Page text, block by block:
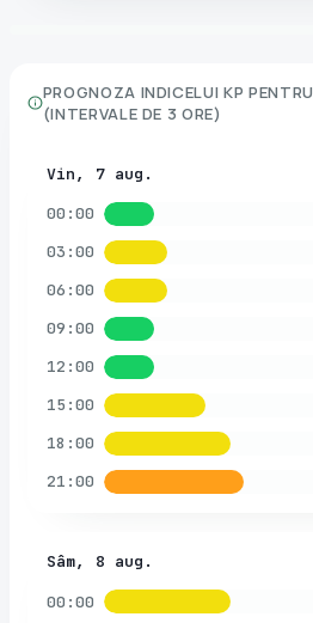
PROGNOZA INDICELUI KP PENTRU
(INTERVALE DE 3 ORE)
Vin, 7 aug.
00:00
03:00
06:00
09:00
12:00
15:00
18:00
21:00
Sâm, 8 aug.
00:00